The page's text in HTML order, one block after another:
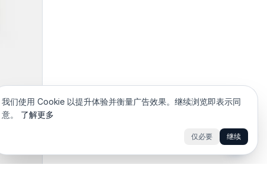
K
我们使用 Cookie 以提升体验并衡量广告效果。继续浏览即表示同
意。 了解更多
仅必要 继续